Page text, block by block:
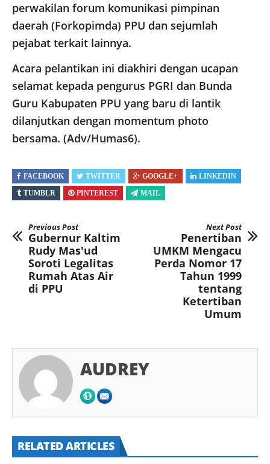
perwakilan forum komunikasi pimpinan
daerah (Forkopimda) PPU dan sejumlah
pejabat terkait lainnya.
Acara pelantikan ini diakhiri dengan ucapan
selamat kepada pengurus PGRI dan Bunda
Guru Kabupaten PPU yang baru di lantik
dilanjutkan dengan momentum photo
bersama. (Adv/Humas6).
FACEBOOK TWITTER GOOGLE+
LINKEDIN
TUMBLR
PINTEREST MAIL
Previous Post
Gubernur Kaltim
Rudy Mas'ud
Soroti Legalitas
Rumah Atas Air
di PPU
Next Post
Penertiban
UMKM Mengacu
Perda Nomor 17
Tahun 1999
tentang
Ketertiban
Umum
AUDREY
RELATED ARTICLES